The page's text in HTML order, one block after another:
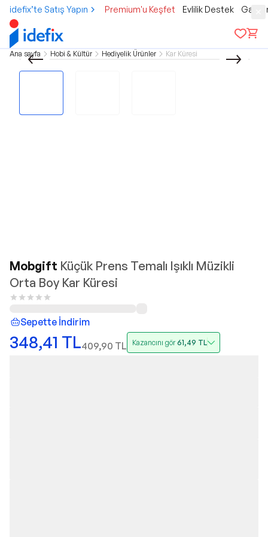
idefix’te Satış Yapın Premium'u Keşfet Evlilik Destek
Ana sayfa Hobi & Kültür Hediyelik Ürünler Kar Küresi
Mobgift Küçük Prens Temalı Işıklı Müzikli
Orta Boy Kar Küresi
Sepette İndirim
348,41 TL409,90 TL Kazancını gör61,49 TL